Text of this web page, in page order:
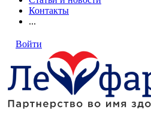
Контакты
...
Войти